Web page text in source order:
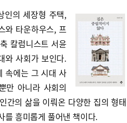
인의 세장형 주택,
와 타운하우스, 프
칼럼니스트 서윤
와 사회가 보인다.
속에는 그 시대 사
만 아니라 사회의
간의 삶을 이뤄온 다양한 집의 형태
를 흥미롭게 풀어낸 책이다.